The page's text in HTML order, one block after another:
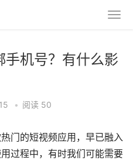
手机号？有什么影
• 阅读 50
门的短视频应用，早已融入
过程中，有时我们可能需要